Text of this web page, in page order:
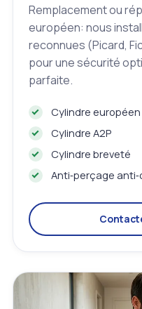
Remplacement ou
européen: nous
reconnues (Picard,
pour une sécurité
parfaite.
Cylindre européen
Cylindre A2P
Cylindre breveté
Anti‑perçage